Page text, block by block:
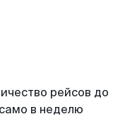
рейсов до
в неделю